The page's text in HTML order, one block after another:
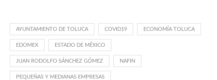
AYUNTAMIENTO DE TOLUCA COVID19 ECONOMÍA TOLUCA
EDOMEX ESTADO DE MÉXICO
JUAN RODOLFO SÁNCHEZ GÓMEZ NAFIN
PEQUEÑAS Y MEDIANAS EMPRESAS